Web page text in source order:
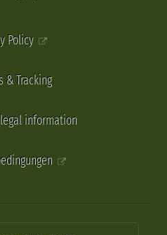
Policy
& Tracking
information